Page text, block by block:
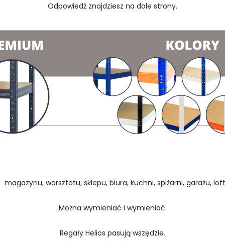
Odpowiedź znajdziesz na dole strony.
magazynu, warsztatu, sklepu, biura, kuchni, spiżarni, garażu,
Można wymieniać i wymieniać.
Regały Helios pasują wszędzie.